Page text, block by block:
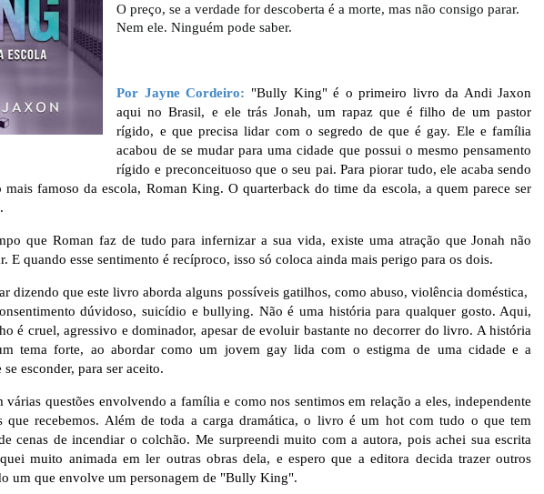
O preço, se a verdade for descoberta é a morte, mas não consigo parar.
Nem ele. Ninguém pode saber.
Por Jayne Cordeiro: "Bully King" é o primeiro livro da Andi Jaxon
aqui no Brasil, e ele trás Jonah, um rapaz que é filho de um pastor
rígido, e que precisa lidar com o segredo de que é gay. Ele e família
acabou de se mudar para uma cidade que possui o mesmo pensamento
rígido e preconceituoso que o seu pai. Para piorar tudo, ele acaba sendo
famoso da escola, Roman King. O quarterback do time da escola, a quem parece ser
que Roman faz de tudo para infernizar a sua vida, existe uma atração que Jonah não
E quando esse sentimento é recíproco, isso só coloca ainda mais perigo para os dois.
dizendo que este livro aborda alguns possíveis gatilhos, como abuso, violência doméstica,
dúvidoso, suicídio e bullying. Não é uma história para qualquer gosto. Aqui,
é cruel, agressivo e dominador, apesar de evoluir bastante no decorrer do livro. A história
tema forte, ao abordar como um jovem gay lida com o estigma de uma cidade e a
se esconder, para ser aceito.
várias questões envolvendo a família e como nos sentimos em relação a eles, independente
que recebemos. Além de toda a carga dramática, o livro é um hot com tudo o que tem
cenas de incendiar o colchão. Me surpreendi muito com a autora, pois achei sua escrita
muito animada em ler outras obras dela, e espero que a editora decida trazer outros
um que envolve um personagem de "Bully King".